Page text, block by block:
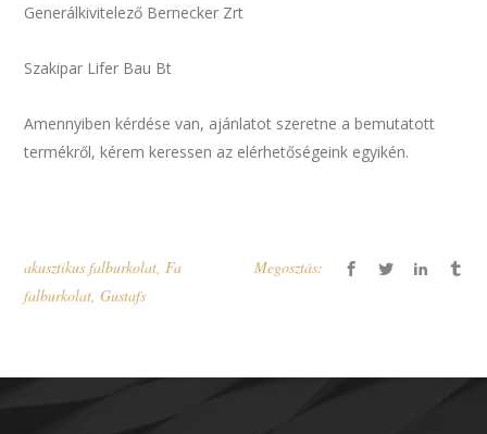
Generálkivitelező Bernecker Zrt
Szakipar Lifer Bau Bt
Amennyiben kérdése van, ajánlatot szeretne a bemutatott
termékről, kérem keressen az elérhetőségeink egyikén.
akusztikus falburkolat,Fa
falburkolat,Gustafs
Megosztás: